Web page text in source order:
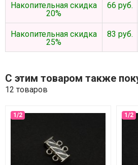
Накопительная скидка
20%
66 руб.
Накопительная скидка
25%
83 руб.
С этим товаром также
12 товаров